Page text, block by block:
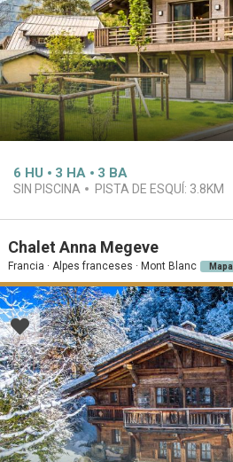
6 HU 3 HA 3 BA
SIN PISCINA PISTA DE ESQUÍ: 3.8KM
Chalet Anna Megeve
Francia · Alpes franceses · Mont Blanc Mapa